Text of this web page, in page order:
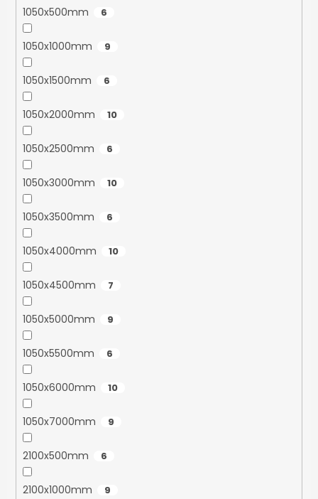
1050x500mm 6
1050x1000mm 9
1050x1500mm 6
1050x2000mm 10
1050x2500mm 6
1050x3000mm 10
1050x3500mm 6
1050x4000mm 10
1050x4500mm 7
1050x5000mm 9
1050x5500mm 6
1050x6000mm 10
1050x7000mm 9
2100x500mm 6
2100x1000mm 9